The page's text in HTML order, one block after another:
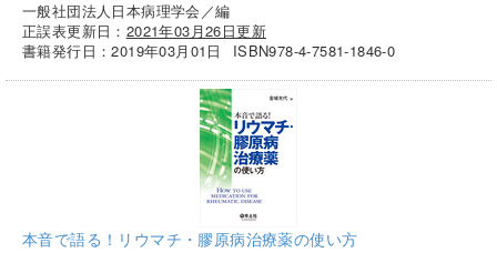
一般社団法人日本病理学会／編
正誤表更新日： 2021年03月26日更新
書籍発行日：2019年03月01日
ISBN978-4-7581-1846-0
本音で語る！リウマチ・膠原病治療薬の使い方